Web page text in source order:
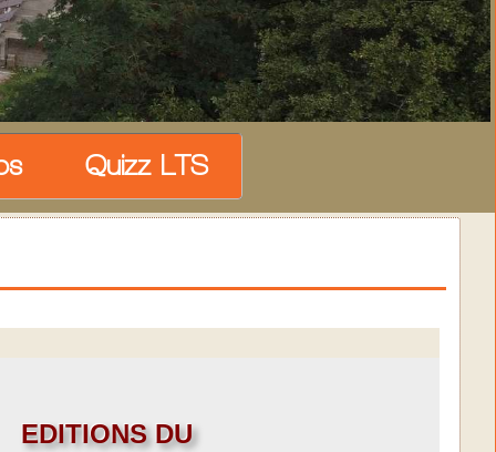
Quizz LTS
EDITIONS DU